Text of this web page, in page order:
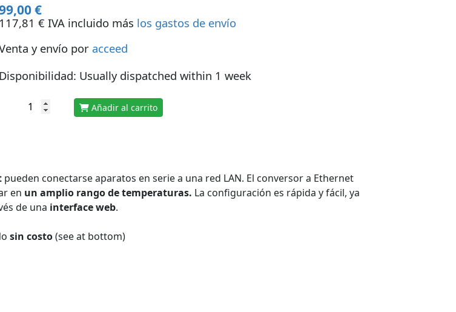
€
117,81 € IVA incluido más los gastos de envío
y envío por acceed
Disponibilidad: Usually dispatched within 1 week
Añadir al carrito
pueden conectarse aparatos en serie a una red LAN. El conversor a Ethernet
en un amplio rango de temperaturas. La configuración es rápida y fácil, ya
de una interface web.
sin costo(see at bottom)